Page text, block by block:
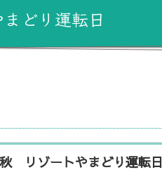
どり運転日
リゾートやまどり運転日